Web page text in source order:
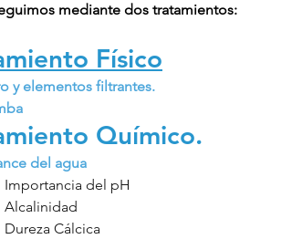
mediante dos tratamientos:
Físico
y elementos filtrantes.
Químico.
del agua
Importancia del pH
Alcalinidad
Dureza Cálcica